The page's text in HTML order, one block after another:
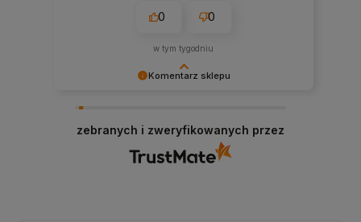
Komentarz sklepu
polegać przy realizacji projektu smart
0 0
w tym tygodniu
zebranych i zweryfikowanych przez